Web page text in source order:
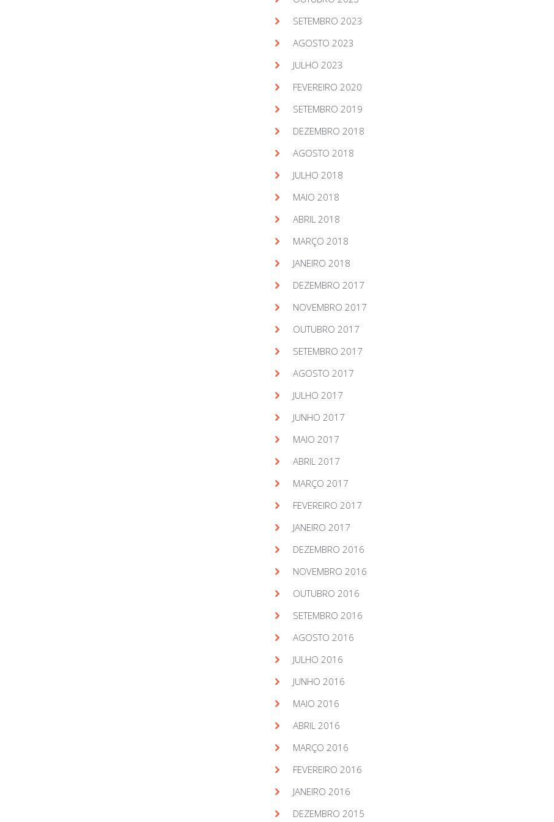
SETEMBRO 2023
AGOSTO 2023
JULHO 2023
FEVEREIRO 2020
SETEMBRO 2019
DEZEMBRO 2018
AGOSTO 2018
JULHO 2018
MAIO 2018
ABRIL 2018
MARÇO 2018
JANEIRO 2018
DEZEMBRO 2017
NOVEMBRO 2017
OUTUBRO 2017
SETEMBRO 2017
AGOSTO 2017
JULHO 2017
JUNHO 2017
MAIO 2017
ABRIL 2017
MARÇO 2017
FEVEREIRO 2017
JANEIRO 2017
DEZEMBRO 2016
NOVEMBRO 2016
OUTUBRO 2016
SETEMBRO 2016
AGOSTO 2016
JULHO 2016
JUNHO 2016
MAIO 2016
ABRIL 2016
MARÇO 2016
FEVEREIRO 2016
JANEIRO 2016
DEZEMBRO 2015